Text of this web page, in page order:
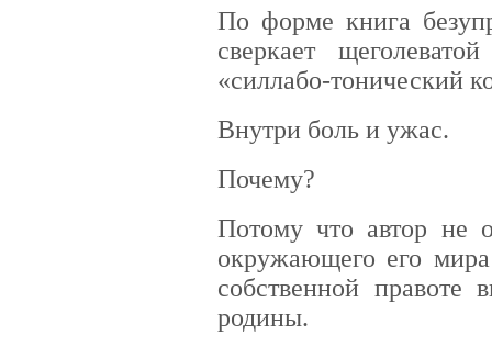
По форме книга
сверкает
«силлабо-тонический
Внутри боль и ужас.
Почему?
Потому что автор не
окружающего его
собственной правоте
родины.